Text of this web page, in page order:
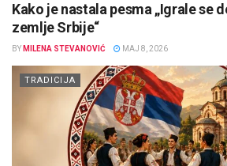
Kako je nastala pesma „Igrale se
zemlje Srbije“
BY MILENA STEVANOVIĆ MAJ 8, 2026
TRADICIJA